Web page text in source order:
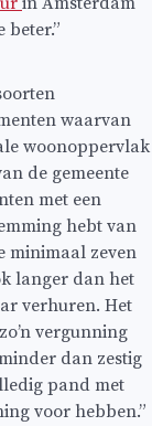
beter.”
waarvan
woonoppervlak
de gemeente
met een
hebt van
minimaal zeven
langer dan het
verhuren. Het
vergunning
dan zestig
pand met
voor hebben.”